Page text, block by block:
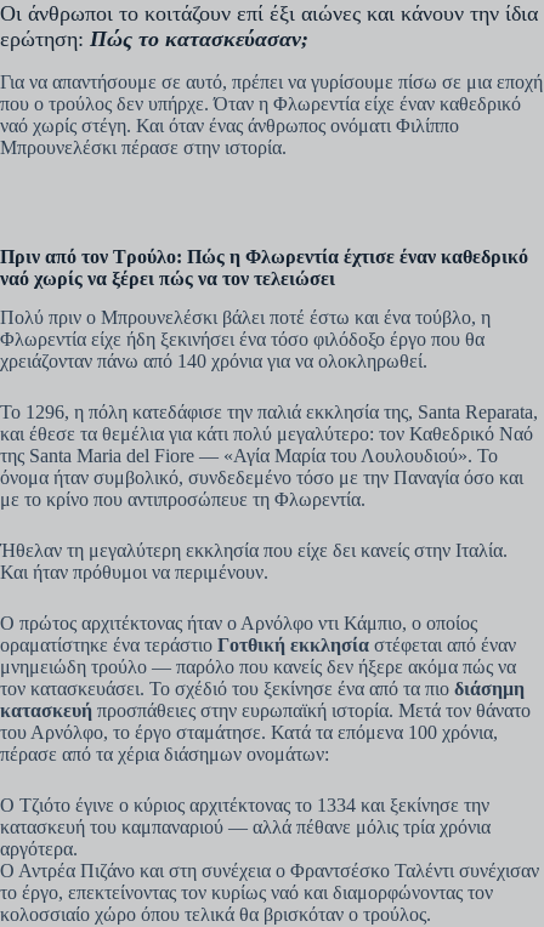
Οι άνθρωποι το κοιτάζουν επί έξι αιώνες και κάνουν την ίδια
ερώτηση: Πώς το κατασκεύασαν;
Για να απαντήσουμε σε αυτό, πρέπει να γυρίσουμε πίσω σε μια εποχή
που ο τρούλος δεν υπήρχε. Όταν η Φλωρεντία είχε έναν καθεδρικό
ναό χωρίς στέγη. Και όταν ένας άνθρωπος ονόματι Φιλίππο
Μπρουνελέσκι πέρασε στην ιστορία.
Πριν από τον Τρούλο: Πώς η Φλωρεντία έχτισε έναν καθεδρικό
ναό χωρίς να ξέρει πώς να τον τελειώσει
Πολύ πριν ο Μπρουνελέσκι βάλει ποτέ έστω και ένα τούβλο, η
Φλωρεντία είχε ήδη ξεκινήσει ένα τόσο φιλόδοξο έργο που θα
χρειάζονταν πάνω από 140 χρόνια για να ολοκληρωθεί.
Το 1296, η πόλη κατεδάφισε την παλιά εκκλησία της, Santa Reparata,
και έθεσε τα θεμέλια για κάτι πολύ μεγαλύτερο: τον Καθεδρικό Ναό
της Santa Maria del Fiore — «Αγία Μαρία του Λουλουδιού». Το
όνομα ήταν συμβολικό, συνδεδεμένο τόσο με την Παναγία όσο και
με το κρίνο που αντιπροσώπευε τη Φλωρεντία.
Ήθελαν τη μεγαλύτερη εκκλησία που είχε δει κανείς στην Ιταλία.
Και ήταν πρόθυμοι να περιμένουν.
Ο πρώτος αρχιτέκτονας ήταν ο Αρνόλφο ντι Κάμπιο, ο οποίος
οραματίστηκε ένα τεράστιο Γοτθική εκκλησία στέφεται από έναν
μνημειώδη τρούλο — παρόλο που κανείς δεν ήξερε ακόμα πώς να
τον κατασκευάσει. Το σχέδιό του ξεκίνησε ένα από τα πιο διάσημη
κατασκευή προσπάθειες στην ευρωπαϊκή ιστορία. Μετά τον θάνατο
του Αρνόλφο, το έργο σταμάτησε. Κατά τα επόμενα 100 χρόνια,
πέρασε από τα χέρια διάσημων ονομάτων:
Ο Τζιότο έγινε ο κύριος αρχιτέκτονας το 1334 και ξεκίνησε την
κατασκευή του καμπαναριού — αλλά πέθανε μόλις τρία χρόνια
αργότερα.
Ο Αντρέα Πιζάνο και στη συνέχεια ο Φραντσέσκο Ταλέντι συνέχισαν
το έργο, επεκτείνοντας τον κυρίως ναό και διαμορφώνοντας τον
κολοσσιαίο χώρο όπου τελικά θα βρισκόταν ο τρούλος.